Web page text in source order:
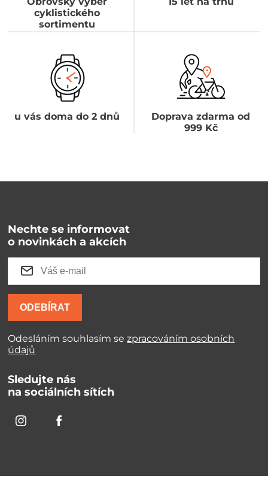
cyklistického
sortimentu
u vás doma do 2 dnů
Doprava zdarma od
999 Kč
Nechte se informovat
o novinkách a akcích
ODEBÍRAT
Odesláním souhlasím sezpracováním osobních
údajů
Sledujte nás
na sociálních sítích